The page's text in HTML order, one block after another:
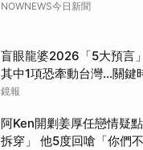
NOWNEWS今日新聞
盲眼龍婆2026「5大預言
其中1項恐牽動台灣...關鍵
鏡報
阿Ken開剿姜厚任戀情疑
拆穿」 他5度回嗆「你們